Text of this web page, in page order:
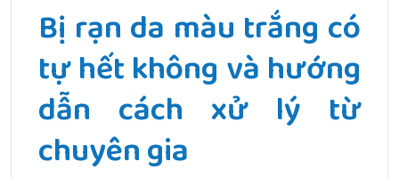
Bị rạn da màu trắng có
tự hết không và hướng
dẫn cách xử lý từ
chuyên gia